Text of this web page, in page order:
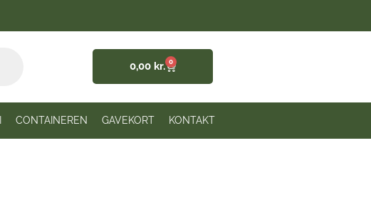
0,00 kr. 0
CONTAINEREN GAVEKORT KONTAKT